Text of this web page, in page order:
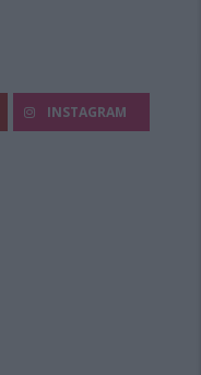
INSTAGRAM